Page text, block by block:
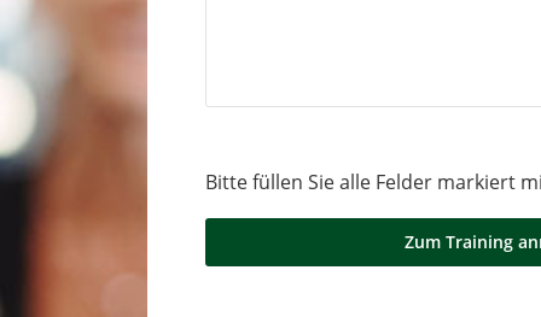
Bitte füllen Sie alle Felder markiert